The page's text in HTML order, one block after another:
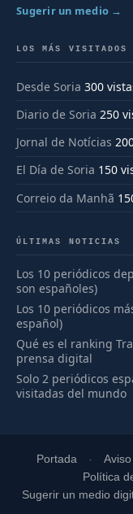
Sugerir un medio →
LOS MÁS VISITADOS
Desde Soria 300
Diario de Soria 250
Jornal de Notícias
El Día de Soria 150
Correio da Manhã
ÚLTIMAS NOTICIAS
Los 10 periódicos
son españoles)
Los 10 periódicos
español)
Qué es el ranking
prensa digital
Solo 2 periódicos
visitadas del mundo
Portada Aviso
Política
Sugerir un medio